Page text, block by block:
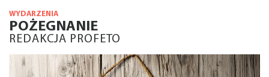
WYDARZENIA
POŻEGNANIE
REDAKCJA PROFETO